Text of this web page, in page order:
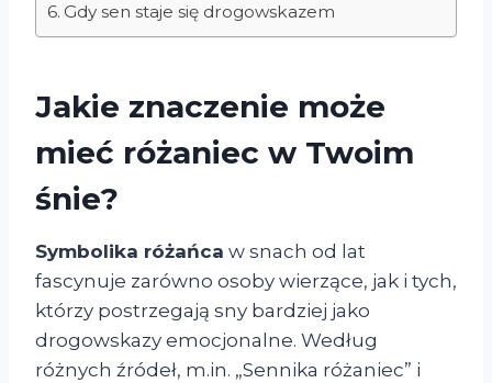
Gdy sen staje się drogowskazem
Jakie znaczenie może
mieć różaniec w Twoim
śnie?
Symbolika różańca w snach od lat
fascynuje zarówno osoby wierzące, jak i tych,
którzy postrzegają sny bardziej jako
drogowskazy emocjonalne. Według
różnych źródeł, m.in. „Sennika różaniec” i